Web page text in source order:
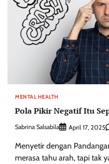
MENTAL HEALTH
Pola Pikir Negatif Itu
Sabrina Salsabila April 17, 2025
Menyetir dengan
merasa tahu arah, tapi tak